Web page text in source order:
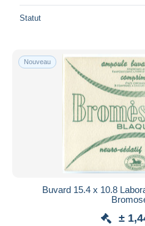
Statut
Nouveau
Buvard 15.4 x 10.8
±